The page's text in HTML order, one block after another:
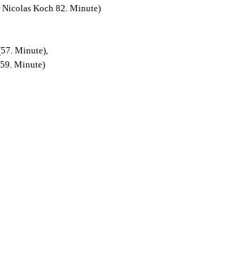
Koch 82. Minute)
Minute),
Minute)